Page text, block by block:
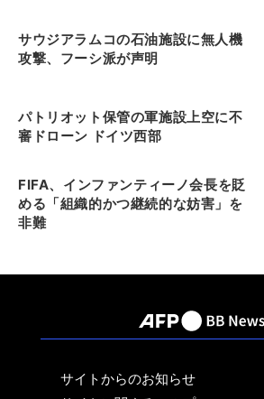
サウジアラムコの石油施設に無人機
攻撃、フーシ派が声明
パトリオット保管の軍施設上空に不
審ドローン ドイツ西部
FIFA、インファンティーノ会長を貶
める「組織的かつ継続的な妨害」を
非難
サイトからのお知らせ